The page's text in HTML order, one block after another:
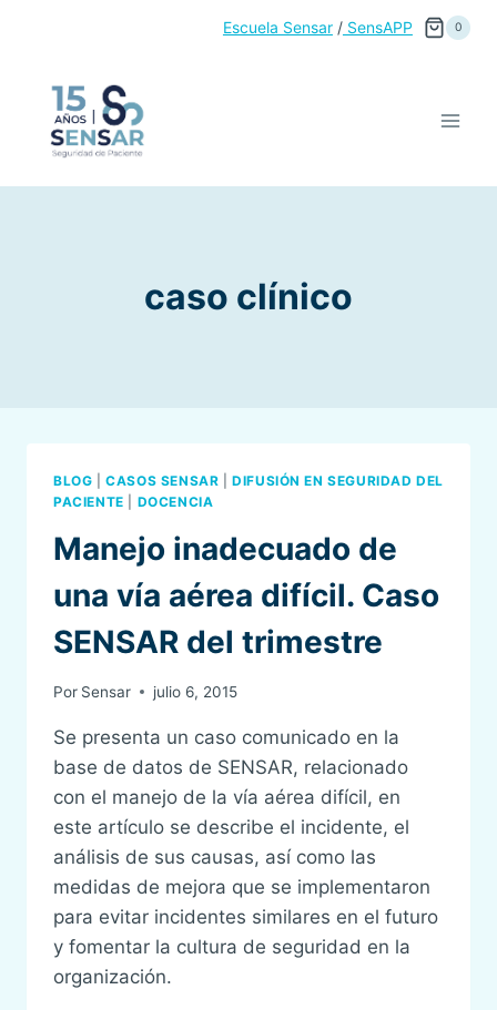
Escuela Sensar/SensAPP 0
caso clínico
BLOG |CASOS SENSAR |DIFUSIÓN EN SEGURIDAD DEL
PACIENTE
DOCENCIA
Manejo inadecuado de
una vía aérea difícil. Caso
SENSAR del trimestre
Por Sensar julio 6, 2015
Se presenta un caso comunicado en la
base de datos de SENSAR, relacionado
con el manejo de la vía aérea difícil, en
este artículo se describe el incidente, el
análisis de sus causas, así como las
medidas de mejora que se implementaron
para evitar incidentes similares en el futuro
y fomentar la cultura de seguridad en la
organización.